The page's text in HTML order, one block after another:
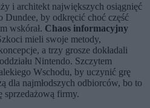
i architekt największych osiągnięć
Dundee, by odkręcić choć część
wskórał. Chaos informacyjny
mieli swoje metody,
a trzy grosze dokładali
Nintendo. Szczytem
Wschodu, by uczynić grę
dla najmłodszych odbiorców, bo to
sprzedażową firmy.